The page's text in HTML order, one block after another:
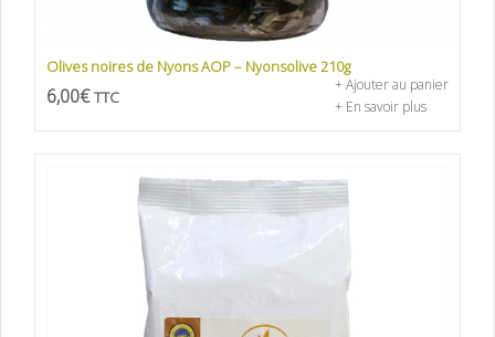
Olives noires de Nyons AOP – Nyonsolive 210g
6,00€ TTC
+ Ajouter au panier
+ En savoir plus